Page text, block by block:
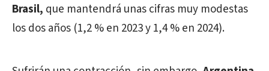
Brasil, que mantendrá unas cifras muy modestas
los dos años (1,2 % en 2023 y 1,4 % en 2024).